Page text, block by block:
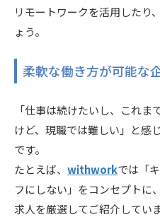
リモートワークを活用したり
ょう。
柔軟な働き方が可能な
「仕事は続けたいし、これ
けど、現職では難しい」と感
です。
たとえば、 withworkでは「
フにしない」をコンセプトに
求人を厳選してご紹介していま